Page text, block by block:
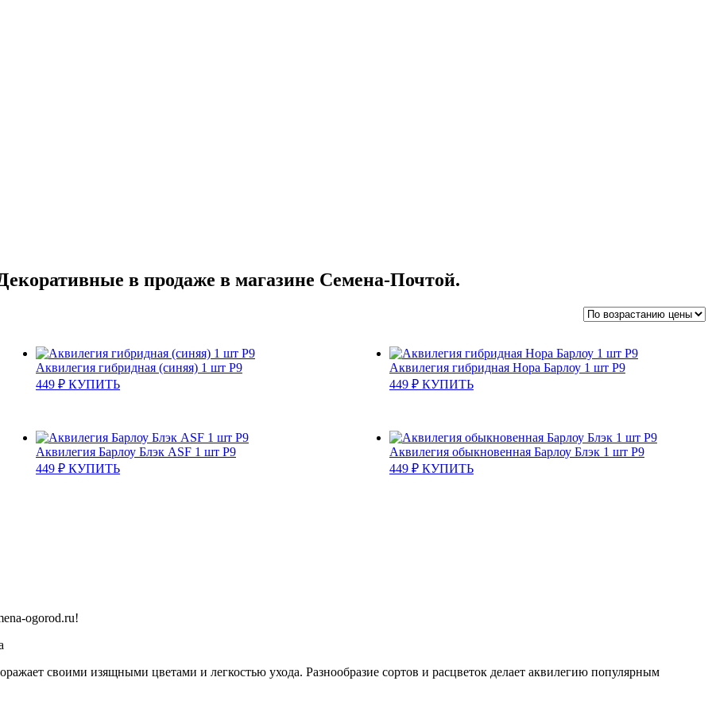
в продаже в магазине Семена-Почтой.
Аквилегия гибридная (синяя) 1 шт Р9
449 ₽ КУПИТЬ
Аквилегия гибридная Нора Барлоу 1 шт Р9
449 ₽ КУПИТЬ
Аквилегия Барлоу Блэк ASF 1 шт Р9
449 ₽ КУПИТЬ
Аквилегия обыкновенная Барлоу Блэк 1 шт Р9
449 ₽ КУПИТЬ
ogorod.ru!
своими изящными цветами и легкостью ухода. Разнообразие сортов и расцветок делает аквилегию популярным